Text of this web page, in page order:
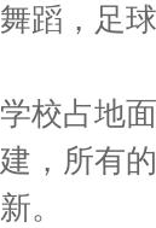
舞蹈，足
学校占地
建，所有
新。